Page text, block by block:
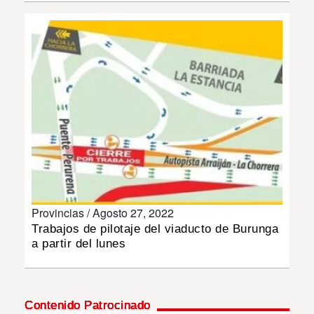
INSÓLITAS
MULTIMEDIA
Provincias /Agosto 27, 2022
Trabajos de pilotaje del viaducto de Burunga
a partir del lunes
Contenido Patrocinado